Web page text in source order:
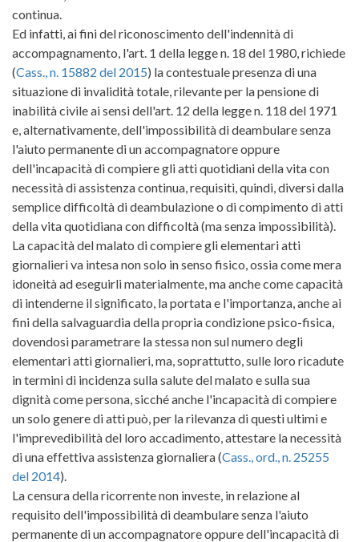
continua.
Ed infatti, ai fini del riconoscimento dell'indennità di
accompagnamento, l'art. 1 della legge n. 18 del 1980, richiede
(Cass., n. 15882 del 2015) la contestuale presenza di una
situazione di invalidità totale, rilevante per la pensione di
inabilità civile ai sensi dell'art. 12 della legge n. 118 del 1971
e, alternativamente, dell'impossibilità di deambulare senza
l'aiuto permanente di un accompagnatore oppure
dell'incapacità di compiere gli atti quotidiani della vita con
necessità di assistenza continua, requisiti, quindi, diversi dalla
semplice difficoltà di deambulazione o di compimento di atti
della vita quotidiana con difficoltà (ma senza impossibilità).
La capacità del malato di compiere gli elementari atti
giornalieri va intesa non solo in senso fisico, ossia come mera
idoneità ad eseguirli materialmente, ma anche come capacità
di intenderne il significato, la portata e l'importanza, anche ai
fini della salvaguardia della propria condizione psico-fisica,
dovendosi parametrare la stessa non sul numero degli
elementari atti giornalieri, ma, soprattutto, sulle loro ricadute
in termini di incidenza sulla salute del malato e sulla sua
dignità come persona, sicché anche l'incapacità di compiere
un solo genere di atti può, per la rilevanza di questi ultimi e
l'imprevedibilità del loro accadimento, attestare la necessità
di una effettiva assistenza giornaliera (Cass., ord., n. 25255
del 2014).
La censura della ricorrente non investe, in relazione al
requisito dell'impossibilità di deambulare senza l'aiuto
permanente di un accompagnatore oppure dell'incapacità di